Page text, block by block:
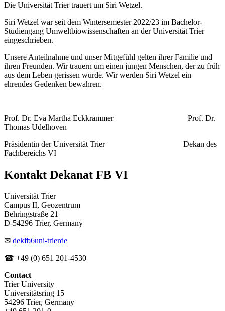
Die Universität Trier trauert um Siri Wetzel.
Siri Wetzel war seit dem Wintersemester 2022/23 im Bachelor-
Studiengang Umweltbiowissenschaften an der Universität Trier
eingeschrieben.
Unsere Anteilnahme und unser Mitgefühl gelten ihrer Familie und
ihren Freunden. Wir trauern um einen jungen Menschen, der zu früh
aus dem Leben gerissen wurde. Wir werden Siri Wetzel ein
ehrendes Gedenken bewahren.
Prof. Dr. Eva Martha Eckkrammer Prof. Dr.
Thomas Udelhoven
Präsidentin der Universität Trier Dekan des
Fachbereichs VI
Kontakt Dekanat FB VI
Universität Trier
Campus II, Geozentrum
Behringstraße 21
D-54296 Trier, Germany
✉ dekfb6uni-trierde
☎ +49 (0) 651 201-4530
Contact
Trier University
Universitätsring 15
54296 Trier, Germany